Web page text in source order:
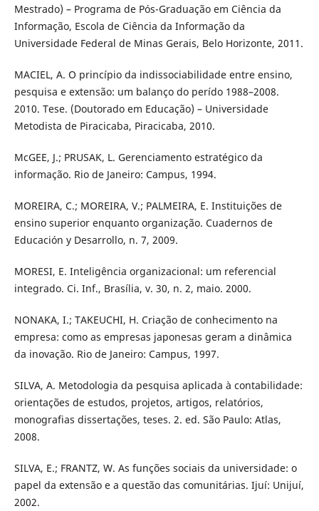
Mestrado) – Programa de Pós-Graduação em Ciência da
Informação, Escola de Ciência da Informação da
Universidade Federal de Minas Gerais, Belo Horizonte, 2011.
MACIEL, A. O princípio da indissociabilidade entre ensino,
pesquisa e extensão: um balanço do perído 1988–2008.
2010. Tese. (Doutorado em Educação) – Universidade
Metodista de Piracicaba, Piracicaba, 2010.
McGEE, J.; PRUSAK, L. Gerenciamento estratégico da
informação. Rio de Janeiro: Campus, 1994.
MOREIRA, C.; MOREIRA, V.; PALMEIRA, E. Instituições de
ensino superior enquanto organização. Cuadernos de
Educación y Desarrollo, n. 7, 2009.
MORESI, E. Inteligência organizacional: um referencial
integrado. Ci. Inf., Brasília, v. 30, n. 2, maio. 2000.
NONAKA, I.; TAKEUCHI, H. Criação de conhecimento na
empresa: como as empresas japonesas geram a dinâmica
da inovação. Rio de Janeiro: Campus, 1997.
SILVA, A. Metodologia da pesquisa aplicada à contabilidade:
orientações de estudos, projetos, artigos, relatórios,
monografias dissertações, teses. 2. ed. São Paulo: Atlas,
2008.
SILVA, E.; FRANTZ, W. As funções sociais da universidade: o
papel da extensão e a questão das comunitárias. Ijuí: Unijuí,
2002.